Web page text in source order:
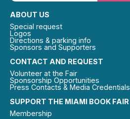
SUPPORT THE MIAMI BOOK FAIR
Membership
CONTACT AND REQUEST
Volunteer at the Fair
Sponsorship Opportunities
Press Contacts & Media Credentials
ABOUT US
Special request
Logos
Directions & parking info
Sponsors and Supporters